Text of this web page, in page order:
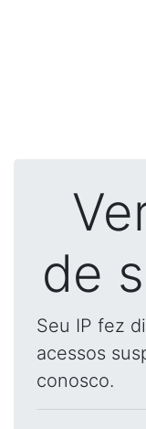
de
Seu IP fez
acessos
conosco.